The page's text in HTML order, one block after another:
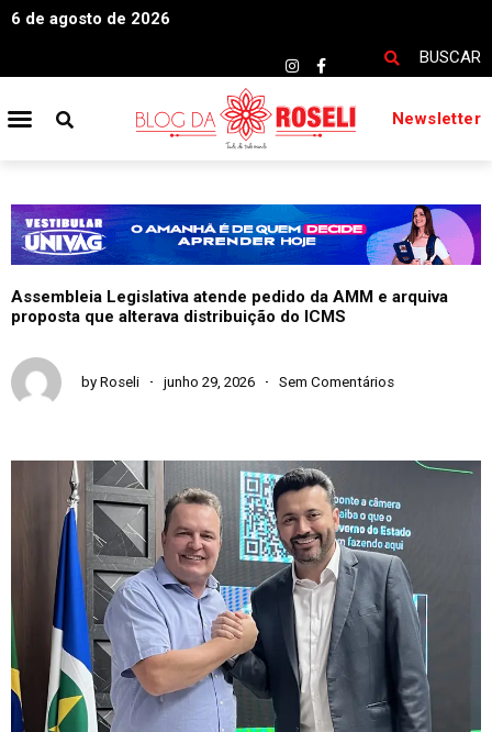
6 de agosto de 2026
BUSCAR
Newsletter
Assembleia Legislativa atende pedido da AMM e arquiva
proposta que alterava distribuição do ICMS
by Roseli junho 29, 2026 Sem Comentários